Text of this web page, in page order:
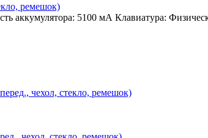
ремешок)
аккумулятора: 5100 мА Клавиатура: